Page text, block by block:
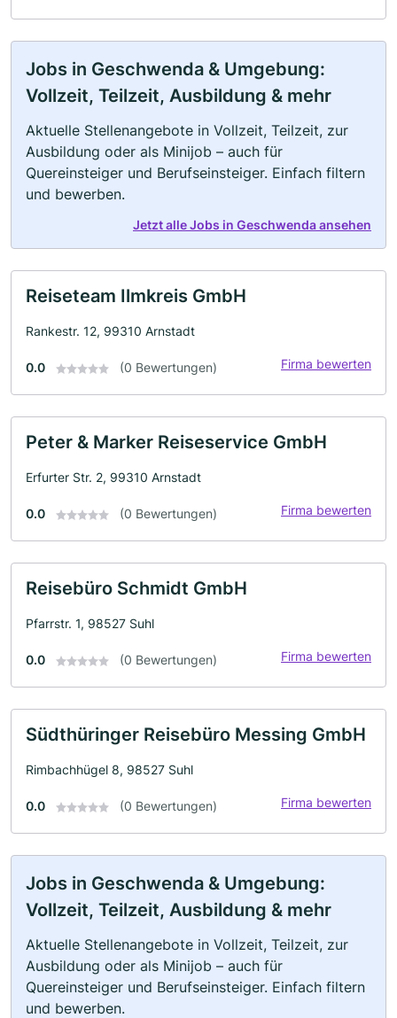
Jobs in Geschwenda & Umgebung:
Vollzeit, Teilzeit, Ausbildung & mehr
Aktuelle Stellenangebote in Vollzeit, Teilzeit, zur
Ausbildung oder als Minijob – auch für
Quereinsteiger und Berufseinsteiger. Einfach filtern
und bewerben.
Jetzt alle Jobs in Geschwenda ansehen
Reiseteam Ilmkreis GmbH
Rankestr. 12, 99310 Arnstadt
0.0 (0 Bewertungen) Firma bewerten
Peter & Marker Reiseservice GmbH
Erfurter Str. 2, 99310 Arnstadt
0.0 (0 Bewertungen) Firma bewerten
Reisebüro Schmidt GmbH
Pfarrstr. 1, 98527 Suhl
0.0 (0 Bewertungen) Firma bewerten
Südthüringer Reisebüro Messing GmbH
Rimbachhügel 8, 98527 Suhl
0.0 (0 Bewertungen) Firma bewerten
Jobs in Geschwenda & Umgebung:
Vollzeit, Teilzeit, Ausbildung & mehr
Aktuelle Stellenangebote in Vollzeit, Teilzeit, zur
Ausbildung oder als Minijob – auch für
Quereinsteiger und Berufseinsteiger. Einfach filtern
und bewerben.